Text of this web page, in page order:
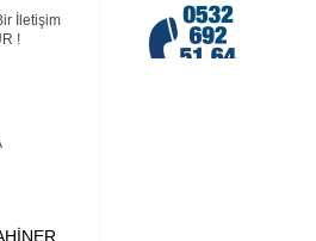
İletişim
!